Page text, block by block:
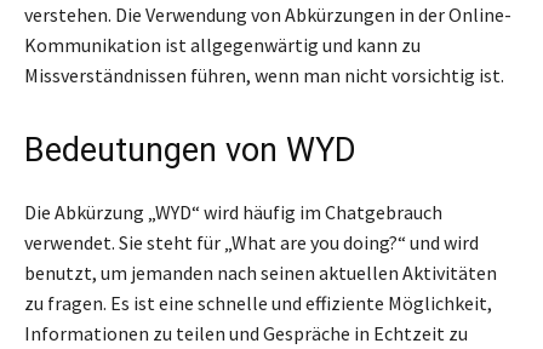
verstehen. Die Verwendung von Abkürzungen in der Online-
Kommunikation ist allgegenwärtig und kann zu
Missverständnissen führen, wenn man nicht vorsichtig ist.
Bedeutungen von WYD
Die Abkürzung „WYD“ wird häufig im Chatgebrauch
verwendet. Sie steht für „What are you doing?“ und wird
benutzt, um jemanden nach seinen aktuellen Aktivitäten
zu fragen. Es ist eine schnelle und effiziente Möglichkeit,
Informationen zu teilen und Gespräche in Echtzeit zu